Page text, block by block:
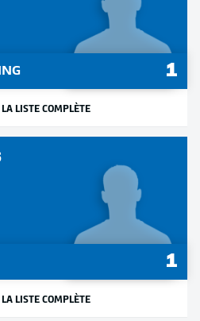
1
LISTE COMPLÈTE
1
LISTE COMPLÈTE